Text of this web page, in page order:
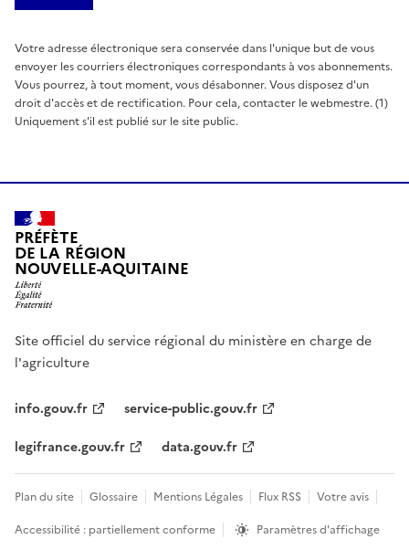
Votre adresse électronique sera conservée dans l'unique but de vous
envoyer les courriers électroniques correspondants à vos abonnements.
Vous pourrez, à tout moment, vous désabonner. Vous disposez d'un
droit d'accès et de rectification. Pour cela, contacter le webmestre. (1)
Uniquement s'il est publié sur le site public.
PRÉFÈTE
DE LA RÉGION
NOUVELLE-AQUITAINE
Site officiel du service régional du ministère en charge de
l'agriculture
info.gouv.fr
service-public.gouv.fr
legifrance.gouv.fr
data.gouv.fr
Plan du site Glossaire Mentions Légales Flux RSS
Votre avis
Accessibilité : partiellement conforme
Paramètres d'affichage